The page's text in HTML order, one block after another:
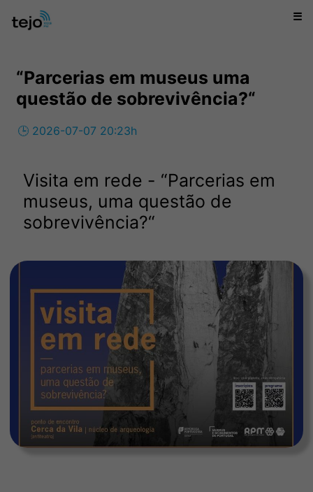
☰
“Parcerias em museus uma
questão de sobrevivência?“
🕒 2026-07-07 20:23h
Visita em rede - “Parcerias em
museus, uma questão de
sobrevivência?“